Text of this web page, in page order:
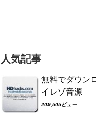
人気記事
無料でダウン
イレゾ音源
209,505ビュー